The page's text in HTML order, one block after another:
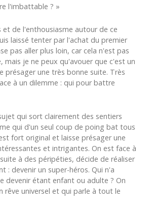
l'imbattable ? »
et de l'enthousiasme autour de ce
laissé tenter par l'achat du premier
pas aller plus loin, car cela n'est pas
mais je ne peux qu'avouer que c'est un
présager une très bonne suite. Très
à un dilemme : qui pour battre
qui sort clairement des sentiers
qui d'un seul coup de poing bat tous
fort original et laisse présager une
et intrigantes. On est face à
à des péripéties, décide de réaliser
: devenir un super-héros. Qui n'a
devenir étant enfant ou adulte ? On
rêve universel et qui parle à tout le